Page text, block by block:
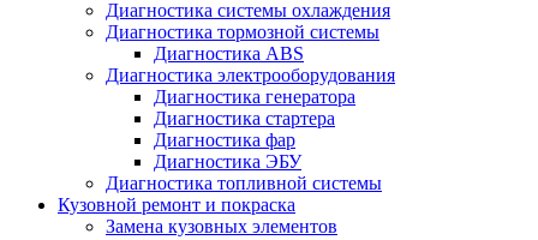
Диагностика системы охлаждения
Диагностика тормозной системы
Диагностика ABS
Диагностика электрооборудования
Диагностика генератора
Диагностика стартера
Диагностика фар
Диагностика ЭБУ
Диагностика топливной системы
Кузовной ремонт и покраска
Замена кузовных элементов